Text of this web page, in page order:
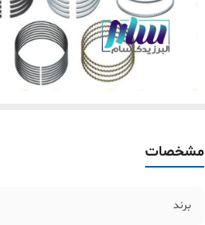
مشخصات
برند